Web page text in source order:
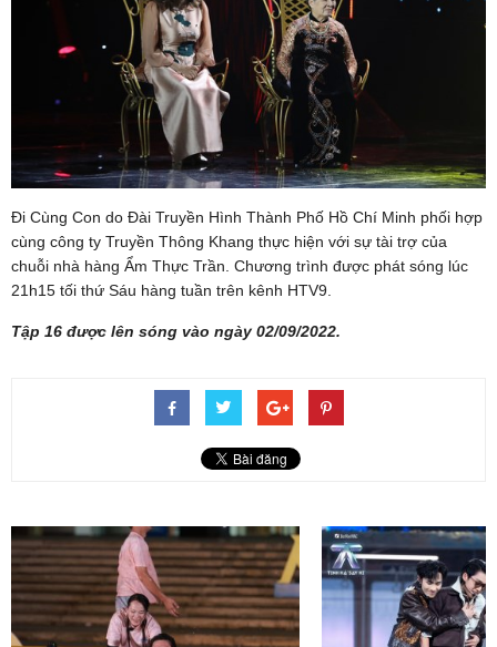
Đi Cùng Con do Đài Truyền Hình Thành Phố Hồ Chí Minh phối hợp
cùng công ty Truyền Thông Khang thực hiện với sự tài trợ của
chuỗi nhà hàng Ẩm Thực Trần. Chương trình được phát sóng lúc
21h15 tối thứ Sáu hàng tuần trên kênh HTV9.
Tập 16 được lên sóng vào ngày 02/09/2022.